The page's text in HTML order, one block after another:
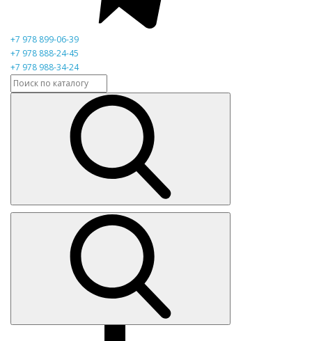
+7 978 899-06-39
+7 978 888-24-45
+7 978 988-34-24